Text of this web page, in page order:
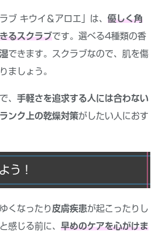
ブ キウイ＆アロエ」は、 優しく角
るスクラブです。選べる4種類の香
できます。スクラブなので、肌を傷
ましょう。
、 手軽さを追求する人には合わない
ンク上の乾燥対策がしたい人におす
う！
くなったり 皮膚疾患が起こったりし
感じる前に、 早めのケアを心がけま